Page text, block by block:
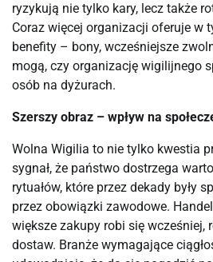
ryzykują nie tylko kary, lecz także
Coraz więcej organizacji oferuje w
benefity – bony, wcześniejsze
mogą, czy organizację wigilijnego
osób na dyżurach.
Szerszy obraz – wpływ na
Wolna Wigilia to nie tylko kwestia
sygnał, że państwo dostrzega
rytuałów, które przez dekady były
przez obowiązki zawodowe.
większe zakupy robi się wcześniej,
dostaw. Branże wymagające